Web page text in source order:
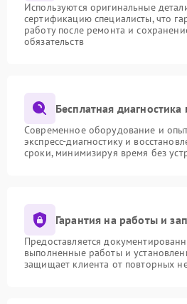
Используются оригинальные
сертификацию специалисты, что
работу после ремонта и
обязательств
Бесплатная
Современное оборудование и
экспресс-диагностику и
сроки, минимизируя время без
Гарантия на работы и
Предоставляется
выполненные работы и
защищает клиента от повторных